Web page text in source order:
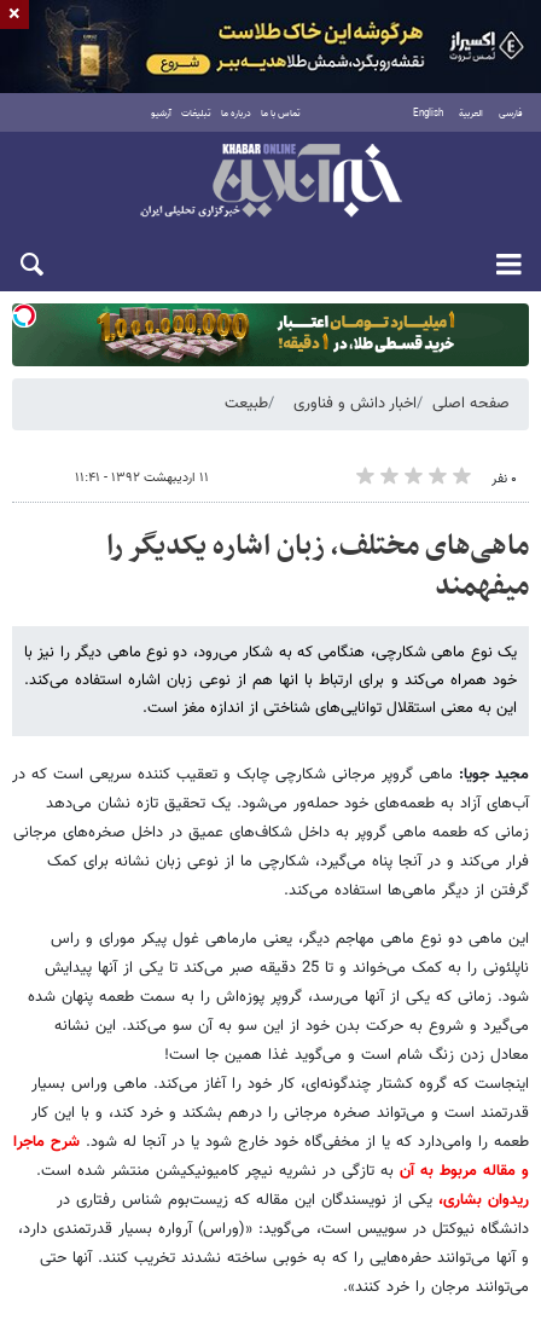
فارسی العربية English تماس با ما درباره ما تبلیغات آرشیو
دوشنبه ۱۹ مرداد ۱۴۰۵
صفحه اصلی اخبار دانش و فناوری طبیعت
۰ نفر ۱۱ اردیبهشت ۱۳۹۲ - ۱۱:۴۱
ماهی‌های مختلف، زبان اشاره یکدیگر را
می‎فهمند
یک نوع ماهی شکارچی، هنگامی که به شکار می‌رود، دو نوع ماهی دیگر را نیز با
خود همراه می‌کند و برای ارتباط با انها هم از نوعی زبان اشاره استفاده می‌کند.
این به معنی استقلال توانایی‌های شناختی از اندازه مغز است.
مجید جویا: ماهی گروپر مرجانی شکارچی چابک و تعقیب کننده سریعی است که در
آب‌های آزاد به طعمه‌های خود حمله‌ور می‌شود. یک تحقیق تازه نشان می‌دهد
زمانی که طعمه ماهی گروپر به داخل شکاف‌های عمیق در داخل صخره‌های مرجانی
فرار می‌کند و در آنجا پناه می‌گیرد، شکارچی ما از نوعی زبان نشانه برای کمک
گرفتن از دیگر ماهی‌ها استفاده می‌کند.
این ماهی دو نوع ماهی مهاجم دیگر، یعنی مارماهی غول پیکر مورای و راس
ناپلئونی را به کمک می‌خواند و تا 25 دقیقه صبر می‌کند تا یکی از آنها پیدایش
شود. زمانی که یکی از آنها می‌رسد، گروپر پوزه‌اش را به سمت طعمه پنهان شده
می‌گیرد و شروع به حرکت بدن خود از این سو به آن سو می‌کند. این نشانه
معادل زدن زنگ شام است و می‌گوید غذا همین جا است!
اینجاست که گروه کشتار چندگونه‌ای، کار خود را آغاز می‌کند. ماهی وراس بسیار
قدرتمند است و می‌تواند صخره مرجانی را درهم بشکند و خرد کند، و با این کار
طعمه را وامی‌دارد که یا از مخفی‌گاه خود خارج شود یا در آنجا له شود. شرح ماجرا
و مقاله مربوط به آن به تازگی در نشریه نیچر کامیونیکیشن منتشر شده است.
ریدوان بشاری، یکی از نویسندگان این مقاله که زیست‌بوم شناس رفتاری در
دانشگاه نیوکتل در سوییس است، می‌گوید: «(وراس) آرواره بسیار قدرتمندی دارد،
و آنها می‌توانند حفره‌هایی را که به خوبی ساخته نشدند تخریب کنند. آنها حتی
می‌توانند مرجان را خرد کنند».
×